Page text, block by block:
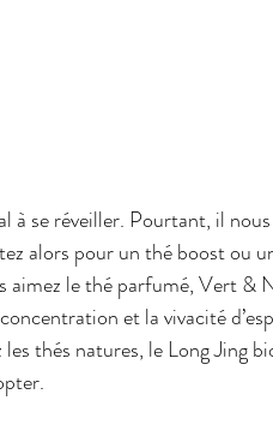
à se réveiller. Pourtant, il
alors pour un thé boost ou
aimez le thé parfumé, Vert &
et la vivacité
thés natures, le Long Jing